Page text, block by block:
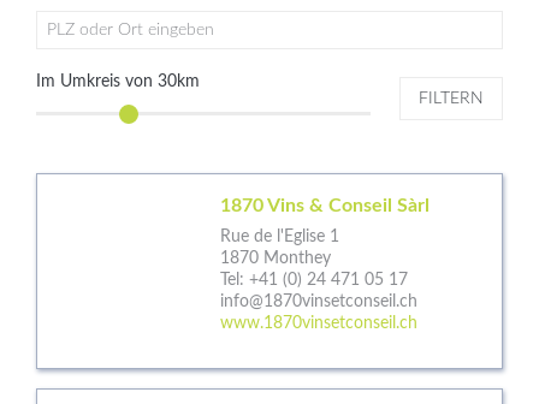
PLZ oder Ort eingeben
Im Umkreis von 30km
FILTERN
1870 Vins & Conseil Sàrl
Rue de l'Eglise 1
1870 Monthey
Tel: +41 (0) 24 471 05 17
info@1870vinsetconseil.ch
www.1870vinsetconseil.ch